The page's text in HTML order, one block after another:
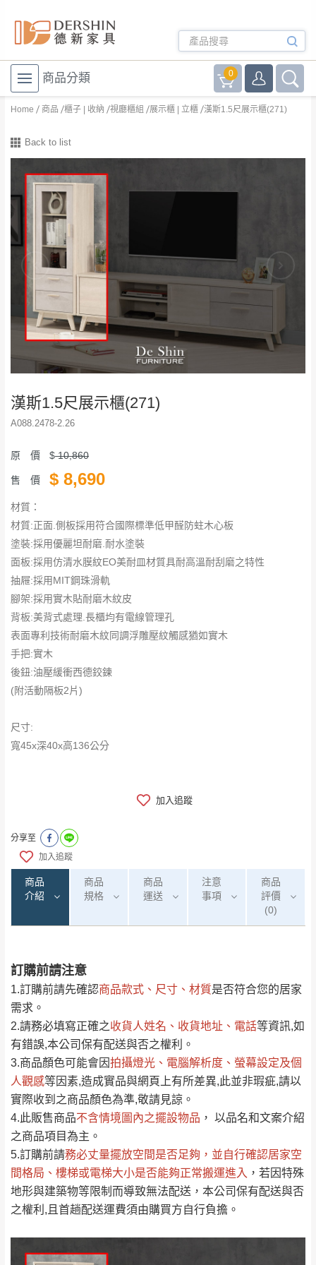
商品分類 0
Home 商品 櫃子 | 收納 視廳櫃組 展示櫃 | 立櫃 漢斯1.5尺展示櫃(271)
Back to list
漢斯1.5尺展示櫃(271)
A088.2478-2.26
原 價 $10,860
售 價 $ 8,690
材質：
材質:正面.側板採用符合國際標準低甲醛防蛀木心板
塗裝:採用優麗坦耐磨.耐水塗裝
面板:採用仿清水膜紋EO美耐皿材質具耐高溫耐刮磨之特性
抽屜:採用MIT鋼珠滑軌
腳架:採用實木貼耐磨木紋皮
背板:美背式處理.長櫃均有電線管理孔
表面專利技術耐磨木紋同調浮雕壓紋觸感猶如實木
手把:實木
後鈕:油壓緩衝西德鉸鍊
(附活動隔板2片)
尺寸:
寬45x深40x高136公分
加入追蹤
分享至
加入追蹤
商品
介紹
商品
規格
商品
運送
注意
事項
商品
評價
(0)
訂購前請注意
1.訂購前請先確認商品款式、尺寸、材質是否符合您的居家
需求。
2.請務必填寫正確之收貨人姓名、收貨地址、電話等資訊,如
有錯誤,本公司保有配送與否之權利。
3.商品顏色可能會因拍攝燈光、電腦解析度、螢幕設定及個
人觀感等因素,造成實品與網頁上有所差異,此並非瑕疵,請以
實際收到之商品顏色為準,敬請見諒。
4.此販售商品不含情境圖內之擺設物品 ， 以品名和文案介紹
之商品項目為主。
5.訂購前請務必丈量擺放空間是否足夠 ，並自行確認居家空
間格局、 樓梯或電梯大小是否能夠正常搬運進入 ，若因特殊
地形與建築物等限制而導致無法配送，本公司保有配送與否
之權利,且首趟配送運費須由購買方自行負擔。
運 費 說 明
運送地區 運送費用
偏遠地區
（請先線上詢問 LINE
→@dershin ）
桃園
免 運
復興鄉
新竹
峨眉鄉、五峰鄉、
橫山、北埔鄉、尖
石鄉、寶山鄉山
區、新埔山區、芎
注意事項：
由於品項繁多，網頁無法及時更新，如有需
Line客服」來信確認商品是否有「現貨」與
「金額」。
若商品價格或庫存有異常，商家有權取消訂
單。部分網路商品恕無法更改原設計或客製，敬請
見諒！
接單後二日內(不含例假日)，我們客服會與您
電話聯絡或E-Mail通知確認訂單。
（線上客服 LINE → @dershin）
下單前先詢問是否現貨，若未詢問下單後無
（洽詢方式請搜尋 Line ID → @dershin）
運送範圍：限定北至基隆，南至苗栗，偏遠
0/5 (0)筆
全部 依評論高至低排列
依評論低至高排列 只顯示附上圖片
只顯示附上評論